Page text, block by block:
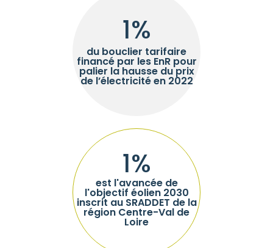
1%
du bouclier tarifaire
financé par les EnR pour
palier la hausse du prix
de l’électricité en 2022
1%
est l'avancée de
l'objectif éolien 2030
inscrit au SRADDET de la
région Centre-Val de
Loire